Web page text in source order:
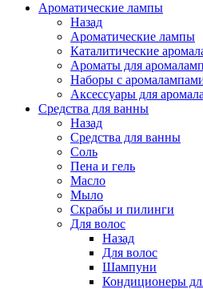
Ароматические лампы
Назад
Ароматические лампы
Каталитические
Ароматы для аромаламп
Наборы с
Аксессуары для
Средства для ванны
Назад
Средства для ванны
Соль
Пена и гель
Масло
Мыло
Скрабы и пилинги
Для волос
Назад
Для волос
Шампуни
Кондиционеры